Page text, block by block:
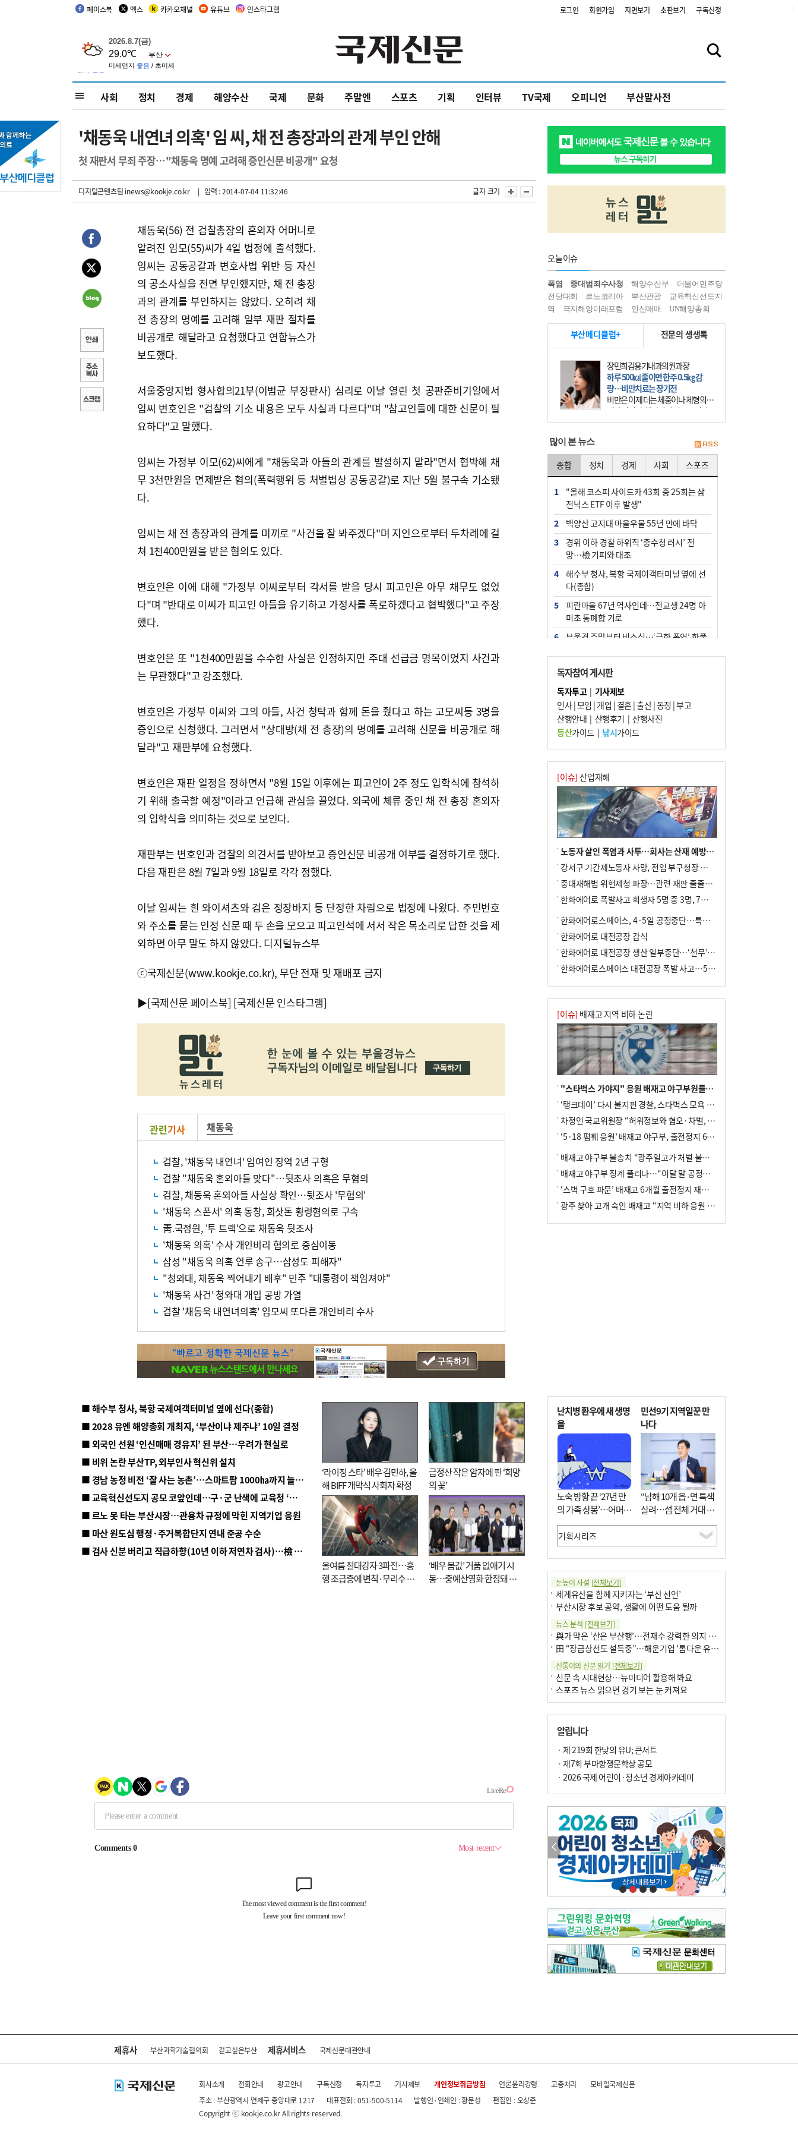
페이스북 엑스 카카오채널 유튜브 인스타그램 로그인 회원가입 지면보기 초판보기 구독신청
사회 정치 경제 해양수산 국제 문화 주말엔 스포츠 기획 인터뷰 TV국제 오피니언 부산말사전
'채동욱 내연녀 의혹' 임 씨, 채 전 총장과의 관계 부인 안해
첫 재판서 무죄 주장…"채동욱 명예 고려해 증인신문 비공개" 요청
디지털콘텐츠팀 inews@kookje.co.kr | 입력 : 2014-07-04 11:32:46 글자 크기
채동욱(56) 전 검찰총장의 혼외자 어머니로
알려진 임모(55)씨가 4일 법정에 출석했다.
임씨는 공동공갈과 변호사법 위반 등 자신
의 공소사실을 전면 부인했지만, 채 전 총장
과의 관계를 부인하지는 않았다. 오히려 채
전 총장의 명예를 고려해 일부 재판 절차를
비공개로 해달라고 요청했다고 연합뉴스가
보도했다.
서울중앙지법 형사합의21부(이범균 부장판사) 심리로 이날 열린 첫 공판준비기일에서
임씨 변호인은 "검찰의 기소 내용은 모두 사실과 다르다"며 "참고인들에 대한 신문이 필
요하다"고 말했다.
임씨는 가정부 이모(62)씨에게 "채동욱과 아들의 관계를 발설하지 말라"면서 협박해 채
무 3천만원을 면제받은 혐의(폭력행위 등 처벌법상 공동공갈)로 지난 5월 불구속 기소됐
다.
임씨는 채 전 총장과의 관계를 미끼로 "사건을 잘 봐주겠다"며 지인으로부터 두차례에 걸
쳐 1천400만원을 받은 혐의도 있다.
변호인은 이에 대해 "가정부 이씨로부터 각서를 받을 당시 피고인은 아무 채무도 없었
다"며 "반대로 이씨가 피고인 아들을 유기하고 가정사를 폭로하겠다고 협박했다"고 주장
했다.
변호인은 또 "1천400만원을 수수한 사실은 인정하지만 주대 선급금 명목이었지 사건과
는 무관했다"고 강조했다.
변호인은 가정부 이씨와 그의 아들, 사건 청탁과 함께 돈을 줬다고 하는 고모씨등 3명을
증인으로 신청했다. 그러면서 "상대방(채 전 총장)의 명예를 고려해 신문을 비공개로 해
달라"고 재판부에 요청했다.
변호인은 재판 일정을 정하면서 "8월 15일 이후에는 피고인이 2주 정도 입학식에 참석하
기 위해 출국할 예정"이라고 언급해 관심을 끌었다. 외국에 체류 중인 채 전 총장 혼외자
의 입학식을 의미하는 것으로 보인다.
재판부는 변호인과 검찰의 의견서를 받아보고 증인신문 비공개 여부를 결정하기로 했다.
다음 재판은 8월 7일과 9월 18일로 각각 정했다.
이날 임씨는 흰 와이셔츠와 검은 정장바지 등 단정한 차림으로 법정에 나왔다. 주민번호
와 주소를 묻는 인정 신문 때 두 손을 모으고 피고인석에 서서 작은 목소리로 답한 것을 제
외하면 아무 말도 하지 않았다. 디지털뉴스부
ⓒ국제신문(www.kookje.co.kr), 무단 전재 및 재배포 금지
▶[국제신문 페이스북] [국제신문 인스타그램]
관련기사 채동욱
검찰, '채동욱 내연녀' 임여인 징역 2년 구형
검찰 "채동욱 혼외아들 맞다"…뒷조사 의혹은 무혐의
검찰, 채동욱 혼외아들 사실상 확인…뒷조사 '무혐의'
'채동욱 스폰서' 의혹 동창, 회삿돈 횡령혐의로 구속
靑.국정원, '투 트랙'으로 채동욱 뒷조사
'채동욱 의혹' 수사 개인비리 혐의로 중심이동
삼성 "채동욱 의혹 연루 송구…삼성도 피해자"
"청와대, 채동욱 찍어내기 배후" 민주 "대통령이 책임져야"
'채동욱 사건' 청와대 개입 공방 가열
검찰 '채동욱 내연녀의혹' 임모씨 또다른 개인비리 수사
■ 해수부 청사, 북항 국제여객터미널 옆에 선다(종합)
■ 2028 유엔 해양총회 개최지, ‘부산이냐 제주냐’ 10일 결정
■ 외국인 선원 ‘인신매매 경유지’ 된 부산…우려가 현실로
■ 비위 논란 부산TP, 외부인사 혁신위 설치
■ 경남 농정 비전 ‘잘 사는 농촌’…스마트팜 1000㏊까지 늘린다
■ 교육혁신선도지 공모 코앞인데…구·군 난색에 교육청 ‘쩔쩔’
■ 르노 못 타는 부산시장…관용차 규정에 막힌 지역기업 응원
■ 마산 원도심 행정·주거복합단지 연내 준공 수순
■ 검사 신분 버리고 직급하향(10년 이하 저연차 검사)…檢 중수청행 기피
‘라이징 스타’ 배우 김민하, 올
해 BIFF 개막식 사회자 확정
금정산 작은 암자에 핀 ‘희망
의 꽃’
올여름 절대강자 3파전…흥
행 조급증에 변칙·무리수 마
‘배우 몸값’ 거품 없애기 시
동…중예산영화 한정돼 실
오늘이슈
폭염 중대범죄수사청 해양수산부
더불어민주당
전당대회
르노코리아 부산관광
교육혁신선도지
역
극지해양미래포럼 인신매매 UN해양총회
부산메디클럽+ 전문의 생생톡
장민희김용기내과의원과장
하루 500㎉ 줄이면 한주 0.5㎏ 감
량…비만치료는 장기전
비만은 이제 더는 체중이나 체형의 문
제가 아니다. 하나의 질병으로 인지
하고 치료와 관리를 해야 한다. 세계
많이 본 뉴스
종합 정치 경제 사회 스포츠
1
"올해 코스피 사이드카 43회 중 25회는 삼
전닉스 ETF 이후 발생"
2
백양산 고지대 마을우물 55년 만에 바닥
3
경위 이하 경찰 하위직 ‘중수청 러시’ 전
망…檢 기피와 대조
4
해수부 청사, 북항 국제여객터미널 옆에 선
다(종합)
5
피란마을 67년 역사인데…전교생 24명 아
미초 통폐합 기로
6
부울경 주말부터 비소식…‘극한 폭염’ 한풀
7
“낙동강권 삼락·을숙도·다대포 연결해 서
부산 관광 키우자”
8
오늘의 날씨- 2026년 8월 7일
9
외국인 선원 ‘인신매매 경유지’ 된 부산…
우려가 현실로
10 [사설] 해수부 신청사 북항으로 확정, 해양
수도 도약의 전환점
독자참여 게시판
독자투고| 기사제보
인사|모임 | 개업 | 결혼|출산|동정 |부고
산행안내 | 산행후기 | 산행사진
등산가이드| 낚시가이드
[이슈] 산업재해
노동자 살인 폭염과 사투…회사는 산재 예방·전기료 절감 전력
강서구 기간제노동자 사망, 전임 부구청장 檢 송치
중대재해법 위헌제청 파장…관련 재판 줄줄이 브레이크
한화에어로 폭발사고 희생자 5명 중 3명, 7일 영면
한화에어로스페이스, 4·5일 공정중단…특별 안전점검
한화에어로 대전공장 감식
한화에어로 대전공장 생산 일부중단…‘천무’ 수출 비상
한화에어로스페이스 대전공장 폭발 사고…5명 사망·2명 부상(종합)
[이슈] 배재고 지역 비하 논란
"스타벅스 가야지" 응원 배재고 야구부원들, 학교서 징계 처분
‘탱크데이’ 다시 불지핀 경찰, 스타벅스 모욕 혐의 압수수색
차정인 국교위원장 “허위정보와 혐오·차별, 학교 교실까지 유입"
‘5·18 폄훼 응원’ 배재고 야구부, 출전정지 6개월→1개월 감경
배재고 야구부 불송치 “광주일고가 처벌 불원 의사 표해”
배재고 야구부 징계 풀리나…“이달 말 공정위서 재심의”
‘스벅 구호 파문’ 배재고 6개월 출전정지 재심 신청키로
광주 찾아 고개 숙인 배재고 “지역 비하 응원 잘못”(종합)
난치병 환우에 새 생명
을
노숙 방황 끝 ‘27년 만
의 가족 상봉’…어머니
와 행복 꿈꿔
민선9기 지역일꾼 만
나다
“남해 10개 읍·면 특색
살려…섬 전체 거대 정
원으로 조성”
눈높이 사설 [전체보기]
세계유산을 함께 지키자는 ‘부산 선언’
부산시장 후보 공약, 생활에 어떤 도움 될까
뉴스 분석 [전체보기]
與가 막은 ‘산은 부산행’…전재수 강력한 의지 표명 없인 공염불
田 “장금상선도 설득중”…해운기업 ‘톱다운 유치전’ 가속
신통이의 신문 읽기 [전체보기]
신문 속 시대현상…뉴미디어 활용해 봐요
스포츠 뉴스 읽으면 경기 보는 눈 커져요
구·군 승진 축하화분 관행 없애자니 소상공인 울상
팩트체크[전체보기]
의령 한우산 털중나리
한 손 뉴스[전체보기]
시민이 개발한 폭염 대응 앱 ‘그늘로’ 길안내 지도 등 인기
골목 맛집 발굴 고메 셀렉션…부산시, 페스티벌 시월 연계
오늘의 날씨-[전체보기]
오늘의 날씨- 2026년 8월 7일
오늘의 날씨- 2026년 8월 6일
우리 결혼해요-[전체보기]
우리 결혼해요- 김홍윤·정세빈 커플
알립니다
· 제 219회 한낮의 유U; 콘서트
· 제7회 부마항쟁문학상 공모
· 2026 국제 어린이·청소년 경제아카데미
제휴사 부산과학기술협의회 걷고싶은부산 제휴서비스 국제신문대관안내
회사소개 전화안내 광고안내 구독신청 독자투고 기사제보 개인정보취급방침 언론윤리강령 고충처리
모바일국제신문
주소 : 부산광역시 연제구 중앙대로 1217
대표전화 : 051-500-5114 발행인·인쇄인 : 황문성
편집인 : 오상준
Copyright ⓒ kookje.co.kr All rights reserved.